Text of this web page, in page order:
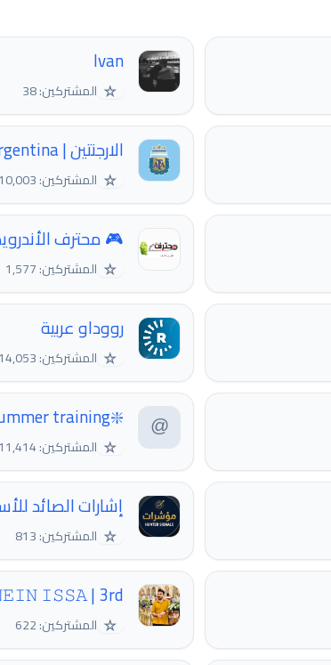
Ivan
☆ المشتركين: 38
الارجنتين | Argentina 🔵
☆ المشتركين: 10,003
🎮 محترف
☆ المشتركين: 1,577
رووداو عربية
☆ المشتركين: 14,053
❇️pharmacy summer training
☆ المشتركين: 11,414
إشارات الصائد
☆ المشتركين: 813
𝙸𝚂𝚂𝙰 | 3rd
☆ المشتركين: 622